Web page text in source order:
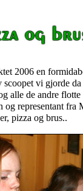
2006 en
scoopet vi gjorde
alle de andre
representant fra
pizza og brus..